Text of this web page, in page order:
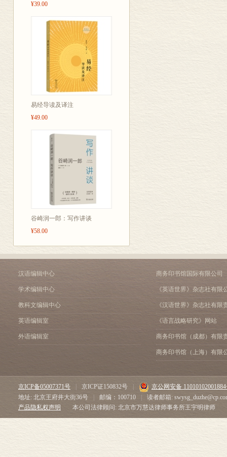
¥39.00
易经导读及译注
¥49.00
谷崎润一郎：写作讲谈
¥58.00
汉语编辑中心
学术编辑中心
教科文编辑中心
英语编辑室
外语编辑室
商务印书馆国际有限公司
《英语世界》杂志社有限
《汉语世界》杂志社有限
《语言战略研究》网站
商务印书馆（成都）有限
商务印书馆（上海）有限
京ICP备05007371号 京ICP证150832号
京公网安备
地址: 北京王府井大街36号
邮编：100710
读者邮箱:
产品隐私权声明
本公司法律顾问: 北京市万慧达律师事务所王宇明律师